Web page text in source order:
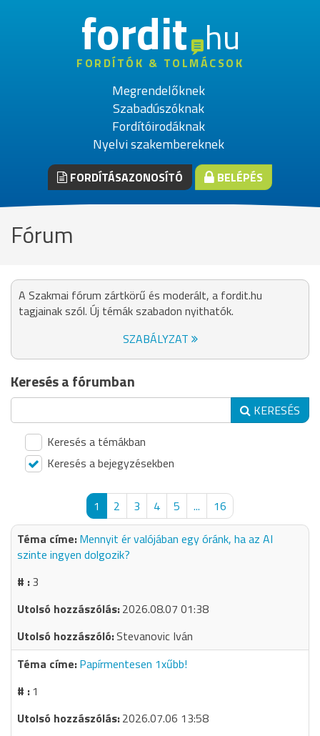
fordithu
FORDÍTÓK & TOLMÁCSOK
Megrendelőknek
Szabadúszóknak
Fordítóirodáknak
Nyelvi szakembereknek
FORDÍTÁSAZONOSÍTÓ BELÉPÉS
Fórum
A Szakmai fórum zártkörű és moderált, a fordit.hu
tagjainak szól. Új témák szabadon nyithatók.
SZABÁLYZAT
Keresés a fórumban
KERESÉS
Keresés a témákban
Keresés a bejegyzésekben
1 2 3 4 5 ...
16
Mennyit ér valójában egy óránk, ha az AI
szinte ingyen dolgozik?
3
2026.08.07 01:38
Stevanovic Iván
Papírmentesen 1xűbb!
1
2026.07.06 13:58